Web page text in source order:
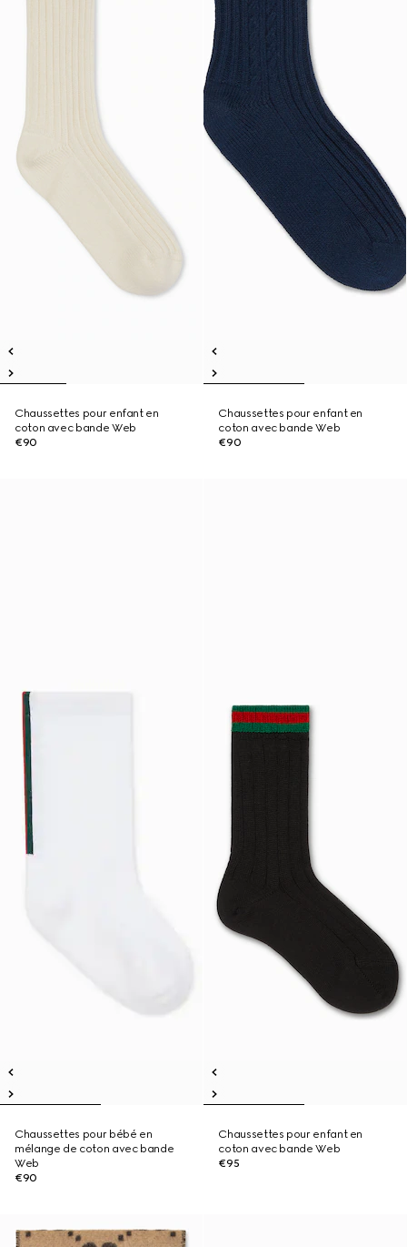
Chaussettes pour enfant en
coton avec bande Web
€90
Chaussettes pour enfant en
coton avec bande Web
€90
Chaussettes pour bébé en
mélange de coton avec bande
Web
€90
Chaussettes pour enfant en
coton avec bande Web
€95